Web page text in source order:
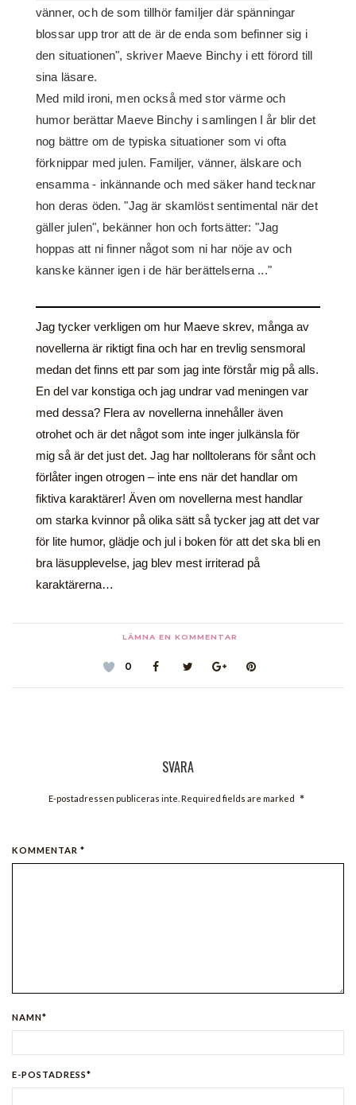
vänner, och de som tillhör familjer där spänningar
blossar upp tror att de är de enda som befinner sig i
den situationen", skriver Maeve Binchy i ett förord till
sina läsare.
Med mild ironi, men också med stor värme och
humor berättar Maeve Binchy i samlingen I år blir det
nog bättre om de typiska situationer som vi ofta
förknippar med julen. Familjer, vänner, älskare och
ensamma - inkännande och med säker hand tecknar
hon deras öden. "Jag är skamlöst sentimental när det
gäller julen", bekänner hon och fortsätter: "Jag
hoppas att ni finner något som ni har nöje av och
kanske känner igen i de här berättelserna ..."
Jag tycker verkligen om hur Maeve skrev, många av
novellerna är riktigt fina och har en trevlig sensmoral
medan det finns ett par som jag inte förstår mig på alls.
En del var konstiga och jag undrar vad meningen var
med dessa? Flera av novellerna innehåller även
otrohet och är det något som inte inger julkänsla för
mig så är det just det. Jag har nolltolerans för sånt och
förlåter ingen otrogen – inte ens när det handlar om
fiktiva karaktärer! Även om novellerna mest handlar
om starka kvinnor på olika sätt så tycker jag att det var
för lite humor, glädje och jul i boken för att det ska bli en
bra läsupplevelse, jag blev mest irriterad på
karaktärerna…
LÄMNA EN KOMMENTAR
0
SVARA
E-postadressen publiceras inte. Required fields are marked *
KOMMENTAR *
NAMN*
E-POSTADRESS*